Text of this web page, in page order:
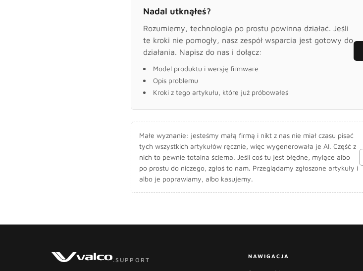
Nadal utknąłeś?
Rozumiemy, technologia po prostu powinna działać. Jeśli
te kroki nie pomogły, nasz zespół wsparcia jest gotowy do
działania. Napisz do nas i dołącz:
Model produktu i wersję firmware
Opis problemu
Kroki z tego artykułu, które już próbowałeś
Małe wyznanie: jesteśmy małą firmą i nikt z nas nie miał czasu pisać
tych wszystkich artykułów ręcznie, więc wygenerowała je AI. Część z
nich to pewnie totalna ściema. Jeśli coś tu jest błędne, mylące albo
po prostu do niczego, zgłoś to nam. Przeglądamy zgłoszone artykuły i
albo je poprawiamy, albo kasujemy.
.SUPPORT
NAWIGACJA